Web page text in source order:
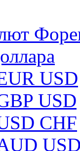
USD
USD
CHF